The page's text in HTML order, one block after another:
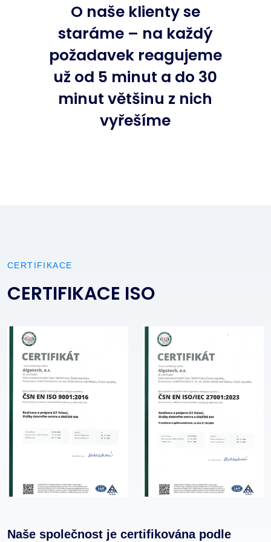
O naše klienty se
staráme – na každý
požadavek reagujeme
už od 5 minut a do 30
minut většinu z nich
vyřešíme
CERTIFIKACE
CERTIFIKACE ISO
Naše společnost je certifikována podle